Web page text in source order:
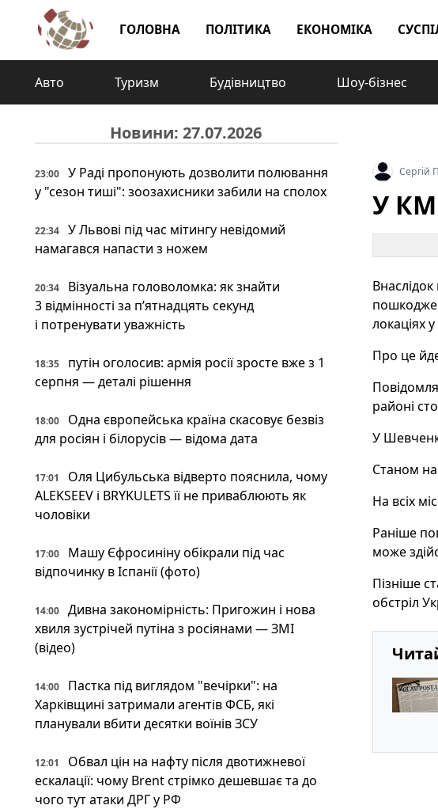
ГОЛОВНА ПОЛІТИКА ЕКОНОМІКА
Авто Туризм Будівництво Шоу-бізнес
Новини: 27.07.2026
23:00
У Раді пропонують дозволити полювання
у "сезон тиші": зоозахисники забили на сполох
22:34
У Львові під час мітингу невідомий
намагався напасти з ножем
20:34
Візуальна головоломка: як знайти
3 відмінності за п’ятнадцять секунд
і потренувати уважність
18:35
путін оголосив: армія росії зросте вже з 1
серпня — деталі рішення
18:00
Одна європейська країна скасовує безвіз
для росіян і білорусів — відома дата
17:01
Оля Цибульська відверто пояснила, чому
ALEKSEEV і BRYKULETS її не приваблюють як
чоловіки
17:00
Машу Єфросиніну обікрали під час
відпочинку в Іспанії (фото)
14:00
Дивна закономірність: Пригожин і нова
хвиля зустрічей путіна з росіянами — ЗМІ
(відео)
14:00
Пастка під виглядом "вечірки": на
Харківщині затримали агентів ФСБ, які
планували вбити десятки воїнів ЗСУ
12:01
Обвал цін на нафту після двотижневої
ескалації: чому Brent стрімко дешевшає та до
чого тут атаки ДРГ у РФ
Сергій
У
локаціях
Про це
районі
У
Станом на
На всіх
Раніше
може
Пізніше
обстріл